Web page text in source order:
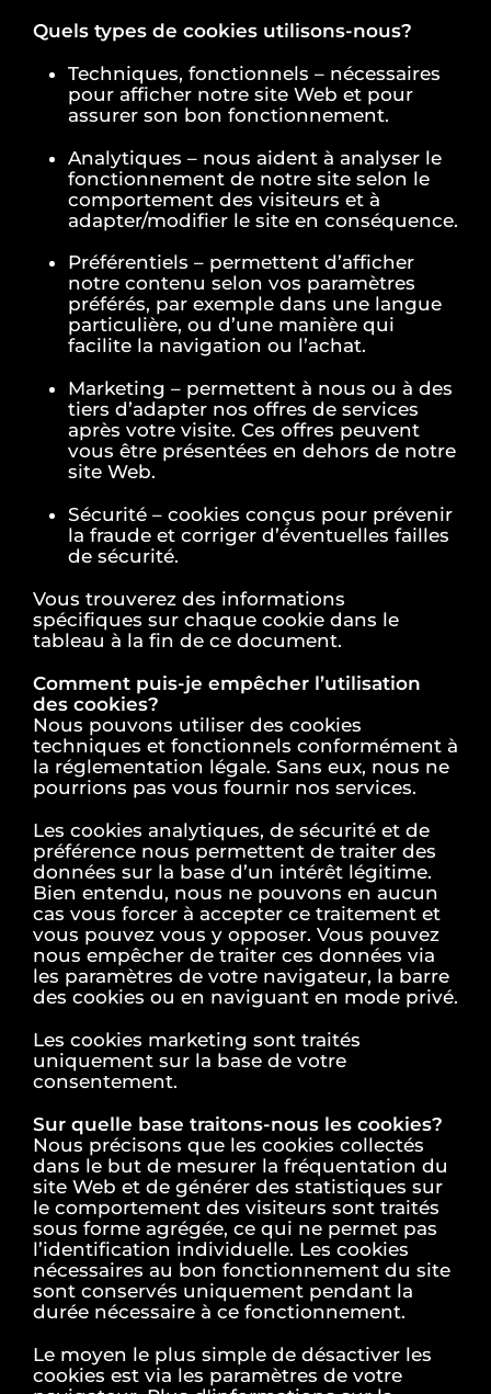
Quels types de cookies utilisons-nous?
Techniques, fonctionnels – nécessaires
pour afficher notre site Web et pour
assurer son bon fonctionnement.
Analytiques – nous aident à analyser le
fonctionnement de notre site selon le
comportement des visiteurs et à
adapter/modifier le site en conséquence.
Préférentiels – permettent d’afficher
notre contenu selon vos paramètres
préférés, par exemple dans une langue
particulière, ou d’une manière qui
facilite la navigation ou l’achat.
Marketing – permettent à nous ou à des
tiers d’adapter nos offres de services
après votre visite. Ces offres peuvent
vous être présentées en dehors de notre
site Web.
Sécurité – cookies conçus pour prévenir
la fraude et corriger d’éventuelles failles
de sécurité.
Vous trouverez des informations
spécifiques sur chaque cookie dans le
tableau à la fin de ce document.
Comment puis-je empêcher l’utilisation
des cookies?
Nous pouvons utiliser des cookies
techniques et fonctionnels conformément à
la réglementation légale. Sans eux, nous ne
pourrions pas vous fournir nos services.
Les cookies analytiques, de sécurité et de
préférence nous permettent de traiter des
données sur la base d’un intérêt légitime.
Bien entendu, nous ne pouvons en aucun
cas vous forcer à accepter ce traitement et
vous pouvez vous y opposer. Vous pouvez
nous empêcher de traiter ces données via
les paramètres de votre navigateur, la barre
des cookies ou en naviguant en mode privé.
Les cookies marketing sont traités
uniquement sur la base de votre
consentement.
Sur quelle base traitons-nous les cookies?
Nous précisons que les cookies collectés
dans le but de mesurer la fréquentation du
site Web et de générer des statistiques sur
le comportement des visiteurs sont traités
sous forme agrégée, ce qui ne permet pas
l’identification individuelle. Les cookies
nécessaires au bon fonctionnement du site
sont conservés uniquement pendant la
durée nécessaire à ce fonctionnement.
Le moyen le plus simple de désactiver les
cookies est via les paramètres de votre